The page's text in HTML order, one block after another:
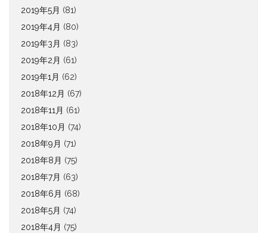
2019年5月 (81)
2019年4月 (80)
2019年3月 (83)
2019年2月 (61)
2019年1月 (62)
2018年12月 (67)
2018年11月 (61)
2018年10月 (74)
2018年9月 (71)
2018年8月 (75)
2018年7月 (63)
2018年6月 (68)
2018年5月 (74)
2018年4月 (75)